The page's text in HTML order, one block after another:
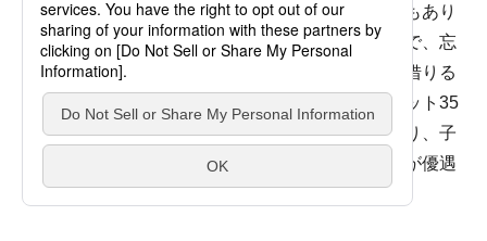
補助金だけでなく、新築住宅には税制優遇の制度もあり
ます。住宅ローン減税は、補助金と併用できるので、忘
れずに活用したい制度です。また、住宅ローンを借りる
際に利用することが多い住宅金融支援機構のフラット35
には、子育て世帯・若者世帯向けの優遇制度があり、子
どもの人数や住宅の性能等に応じて一定期間金利が優遇
されます。